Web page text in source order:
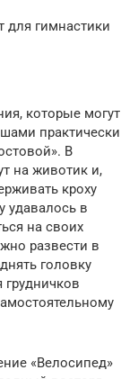
для гимнастики
которые могут
практически
В
на животик и,
кроху
удавалось в
на своих
развести в
головку
«Велосипед»